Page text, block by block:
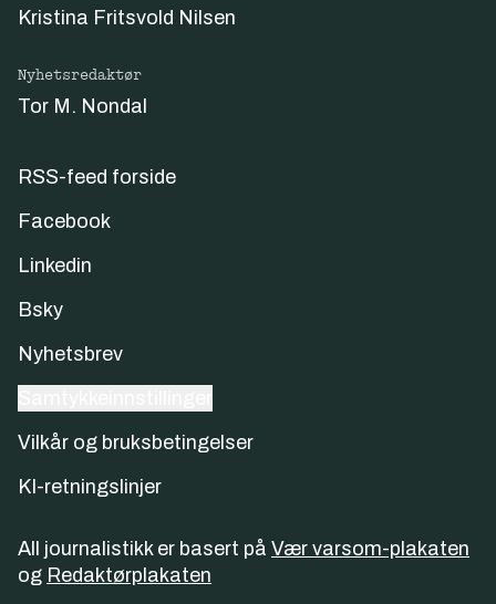
Kristina Fritsvold Nilsen
Nyhetsredaktør
Tor M. Nondal
RSS-feed forside
Facebook
Linkedin
Bsky
Nyhetsbrev
Vilkår og bruksbetingelser
KI-retningslinjer
All journalistikk er basert på Vær varsom-plakaten
og Redaktørplakaten